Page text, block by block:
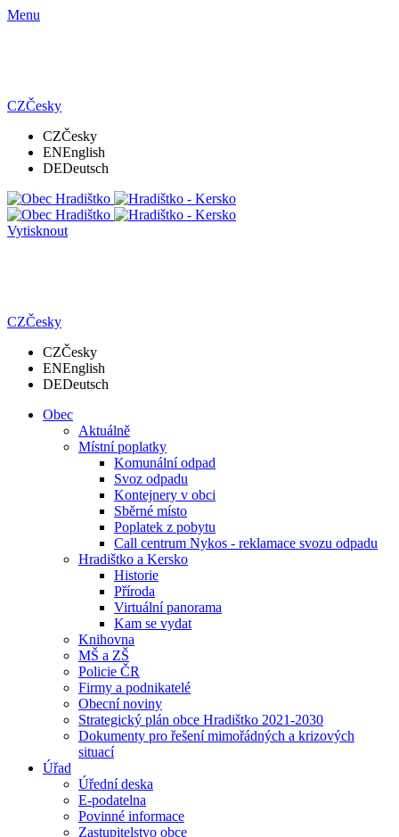
Menu
CZČesky
CZČesky
ENEnglish
DEDeutsch
Vytisknout
CZČesky
CZČesky
ENEnglish
DEDeutsch
Obec
Aktuálně
Místní poplatky
Komunální odpad
Svoz odpadu
Kontejnery v obci
Sběrné místo
Poplatek z pobytu
Call centrum Nykos - reklamace svozu odpadu
Hradištko a Kersko
Historie
Příroda
Virtuální panorama
Kam se vydat
Knihovna
MŠ a ZŠ
Policie ČR
Firmy a podnikatelé
Obecní noviny
Strategický plán obce Hradištko 2021-2030
Dokumenty pro řešení mimořádných a krizových
situací
Úřad
Úřední deska
E-podatelna
Povinné informace
Zastupitelstvo obce